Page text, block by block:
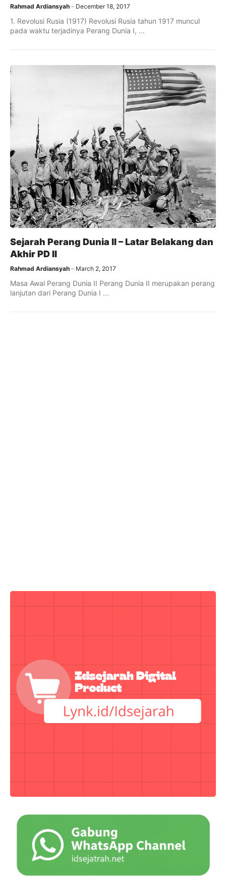
Rahmad Ardiansyah December 18, 2017
1. Revolusi Rusia (1917) Revolusi Rusia tahun 1917 muncul
pada waktu terjadinya Perang Dunia I, ...
Sejarah Perang Dunia II – Latar Belakang dan
Akhir PD II
Rahmad Ardiansyah March 2, 2017
Masa Awal Perang Dunia II Perang Dunia II merupakan perang
lanjutan dari Perang Dunia I ...